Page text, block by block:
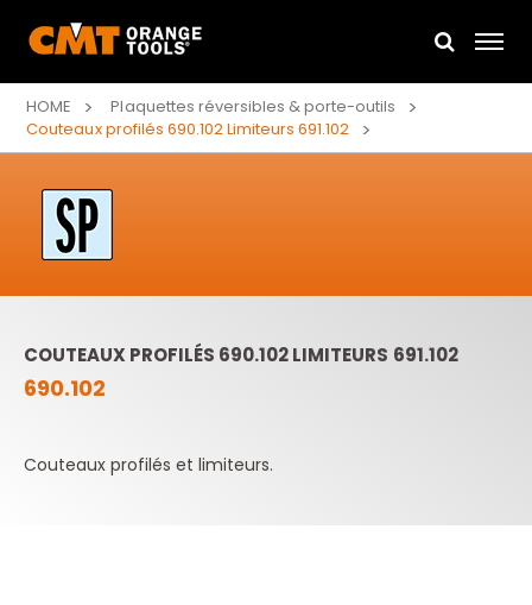
HOME
Plaquettes réversibles & porte-outils
Couteaux profilés 690.102 Limiteurs 691.102
COUTEAUX PROFILÉS 690.102 LIMITEURS 691.102
690.102
Couteaux profilés et limiteurs.